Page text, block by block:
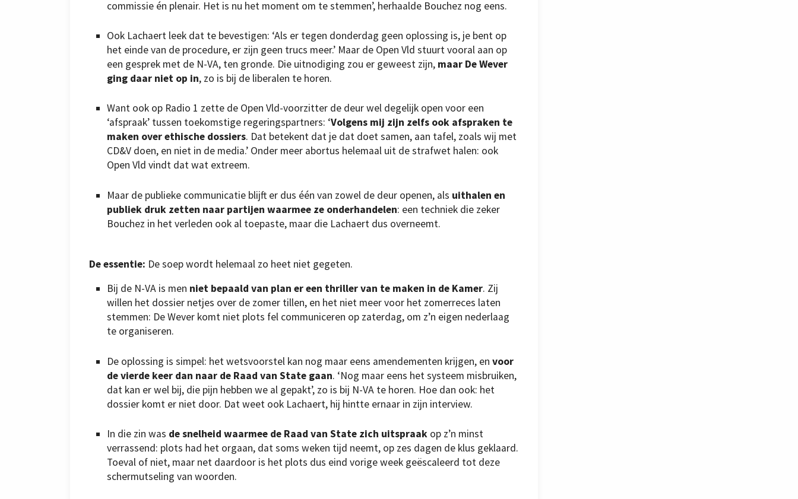
commissie én plenair. Het is nu het moment om te stemmen’, herhaalde Bouchez nog eens.
Ook Lachaert leek dat te bevestigen: ‘Als er tegen donderdag geen oplossing is, je bent op
het einde van de procedure, er zijn geen trucs meer.’ Maar de Open Vld stuurt vooral aan op
een gesprek met de N-VA, ten gronde. Die uitnodiging zou er geweest zijn, maar De Wever
ging daar niet op in, zo is bij de liberalen te horen.
Want ook op Radio 1 zette de Open Vld-voorzitter de deur wel degelijk open voor een
‘afspraak’ tussen toekomstige regeringspartners: ‘Volgens mij zijn zelfs ook afspraken te
maken over ethische dossiers. Dat betekent dat je dat doet samen, aan tafel, zoals wij met
CD&V doen, en niet in de media.’ Onder meer abortus helemaal uit de strafwet halen: ook
Open Vld vindt dat wat extreem.
Maar de publieke communicatie blijft er dus één van zowel de deur openen, als uithalen en
publiek druk zetten naar partijen waarmee ze onderhandelen: een techniek die zeker
Bouchez in het verleden ook al toepaste, maar die Lachaert dus overneemt.
De essentie: De soep wordt helemaal zo heet niet gegeten.
Bij de N-VA is men niet bepaald van plan er een thriller van te maken in de Kamer. Zij
willen het dossier netjes over de zomer tillen, en het niet meer voor het zomerreces laten
stemmen: De Wever komt niet plots fel communiceren op zaterdag, om z’n eigen nederlaag
te organiseren.
De oplossing is simpel: het wetsvoorstel kan nog maar eens amendementen krijgen, en voor
de vierde keer dan naar de Raad van State gaan. ‘Nog maar eens het systeem misbruiken,
dat kan er wel bij, die pijn hebben we al gepakt’, zo is bij N-VA te horen. Hoe dan ook: het
dossier komt er niet door. Dat weet ook Lachaert, hij hintte ernaar in zijn interview.
In die zin was de snelheid waarmee de Raad van State zich uitspraak op z’n minst
verrassend: plots had het orgaan, dat soms weken tijd neemt, op zes dagen de klus geklaard.
Toeval of niet, maar net daardoor is het plots dus eind vorige week geëscaleerd tot deze
schermutseling van woorden.